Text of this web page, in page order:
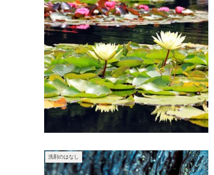
洗剤のはなし